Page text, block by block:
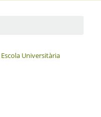
Escola Universitària